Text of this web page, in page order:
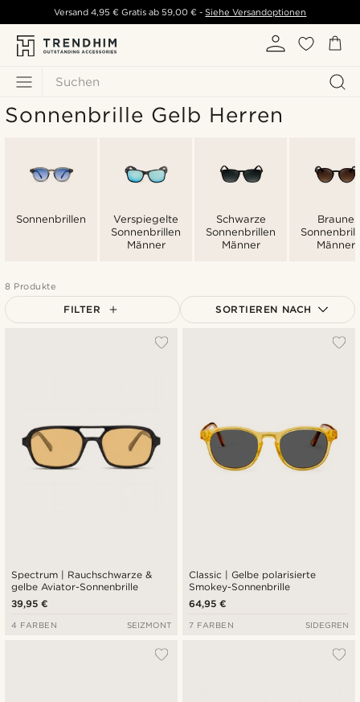
Suchen
Versand 4,95 € Gratis ab59,00 € - Siehe Versandoptionen
Sonnenbrille Gelb Herren
Sonnenbrillen
Verspiegelte
Sonnenbrillen
Männer
Schwarze
Sonnenbrillen
Männer
Braune
Männer
8 Produkte
FILTER SORTIEREN NACH
Spectrum | Rauchschwarze &
gelbe Aviator-Sonnenbrille
39,95 €
4 FARBEN SEIZMONT
Classic | Gelbe polarisierte
Smokey-Sonnenbrille
64,95 €
7 FARBEN SIDEGREN